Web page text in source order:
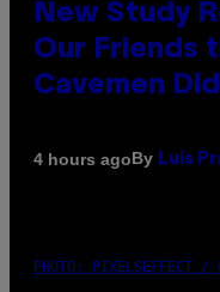
New Study
Our Friends
Cavemen Did
4 hours agoBy Luis
PHOTO: PIXELSEFFECT /